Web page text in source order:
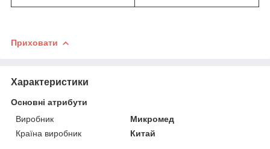
Приховати
Характеристики
Основні атрибути
Виробник
Микромед
Країна виробник
Китай